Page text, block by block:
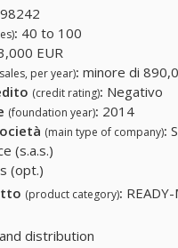
: 40 to 100
EUR
per year): minore di
(credit rating): Negativo
(foundation year): 2014
(main type of company):
(s.a.s.)
(opt.)
(product category):
distribution